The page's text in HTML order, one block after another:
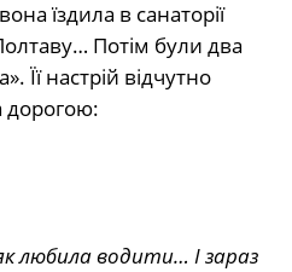
їздила в санаторії
Потім були два
Її настрій відчутно
дорогою:
любила водити… І зараз